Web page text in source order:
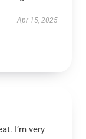
Apr 15, 2025
I’m very